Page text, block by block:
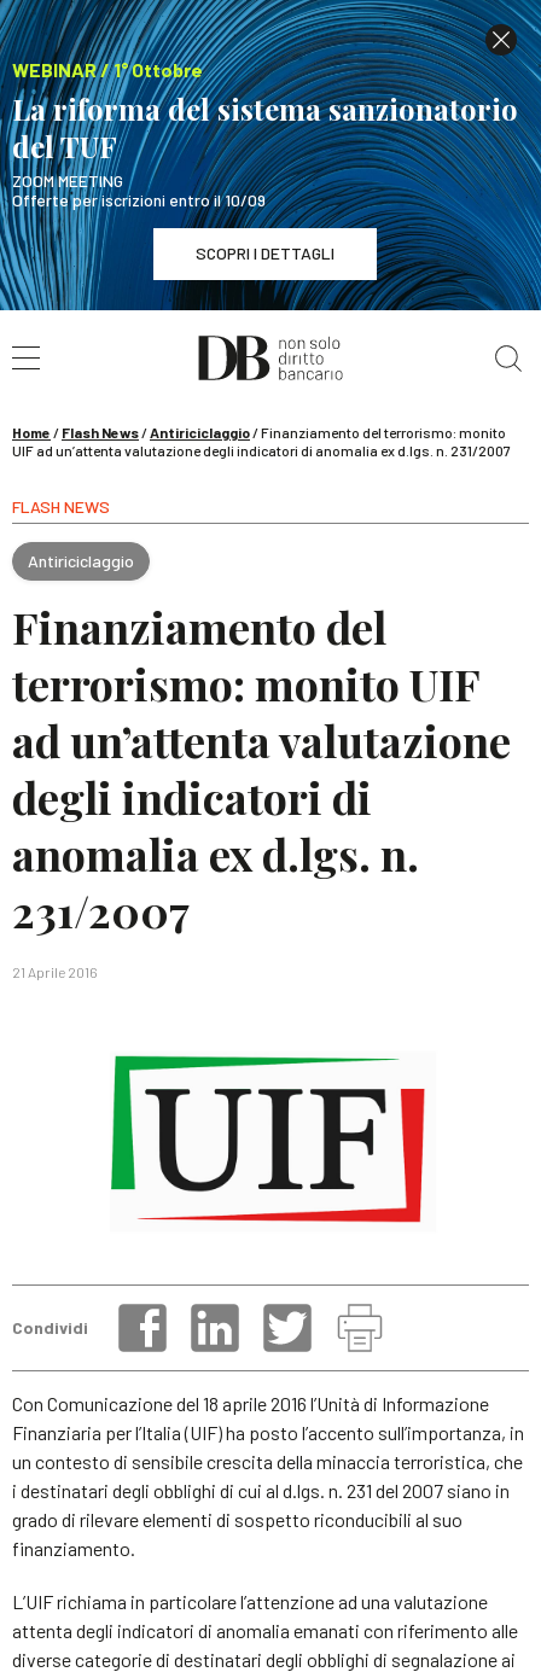
WEBINAR / 1° Ottobre
La riforma del sistema sanzionatorio
del TUF
ZOOM MEETING
Offerte per iscrizioni entro il 10/09
SCOPRI I DETTAGLI
WEBINAR / 1° Ottobre
La riforma del sistema sanzionatorio del TUF
Home / Flash News/Antiriciclaggio/Finanziamento del terrorismo: monito
UIF ad un’attenta valutazione degli indicatori di anomalia ex d.lgs. n. 231/2007
FLASH NEWS
Antiriciclaggio
Finanziamento del
terrorismo: monito UIF
ad un’attenta valutazione
degli indicatori di
anomalia ex d.lgs. n.
231/2007
21 Aprile 2016
Condividi
Con Comunicazione del 18 aprile 2016 l’Unità di Informazione
Finanziaria per l’Italia (UIF) ha posto l’accento sull’importanza, in
un contesto di sensibile crescita della minaccia terroristica, che
i destinatari degli obblighi di cui al d.lgs. n. 231 del 2007 siano in
grado di rilevare elementi di sospetto riconducibili al suo
finanziamento.
L’UIF richiama in particolare l’attenzione ad una valutazione
attenta degli indicatori di anomalia emanati con riferimento alle
diverse categorie di destinatari degli obblighi di segnalazione ai